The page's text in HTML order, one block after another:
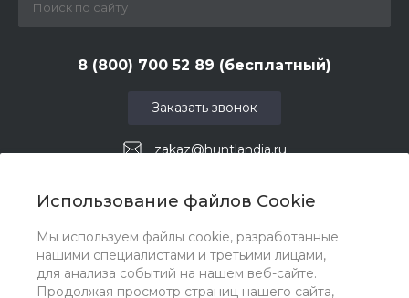
Использование файлов Cookie
Мы используем файлы cookie, разработанные
нашими специалистами и третьими лицами,
для анализа событий на нашем веб-сайте.
Продолжая просмотр страниц нашего сайта,
8 (800) 700 52 89 (бесплатный)
zakaz@huntlandia.ru
Заказать звонок
этаж